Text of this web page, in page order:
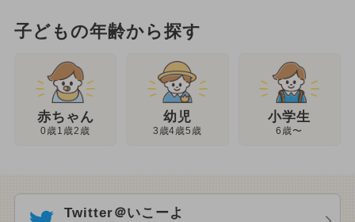
子どもの年齢から探す
赤ちゃん
0歳1歳2歳
幼児
3歳4歳5歳
小学生
6歳〜
Twitter＠いこーよ